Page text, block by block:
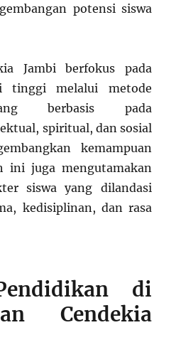
potensi siswa
Jambi berfokus pada
tinggi melalui metode
berbasis pada
spiritual, dan sosial
kemampuan
ini juga mengutamakan
siswa yang dilandasi
kedisiplinan, dan rasa
di
Cendekia